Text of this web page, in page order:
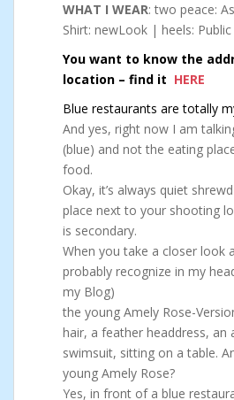
WHAT I WEAR: two peace:
Shirt: newLook | heels:
You want to know the
location – find it HERE
Blue restaurants are totally
And yes, right now I am
(blue) and not the eating
food.
Okay, it’s always quiet
place next to your shooting
is secondary.
When you take a closer look
probably recognize in my
my Blog)
the young Amely Rose-
hair, a feather headdress, an
swimsuit, sitting on a table.
young Amely Rose?
Yes, in front of a blue